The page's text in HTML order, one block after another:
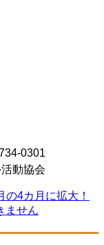
0301
動協会
の4カ月に拡大！
ません